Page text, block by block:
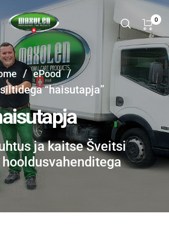
0
/ ePood /
“haisutapja”
ja kaitse Šveitsi